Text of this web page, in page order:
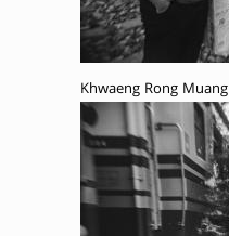
Khwaeng Rong Muang